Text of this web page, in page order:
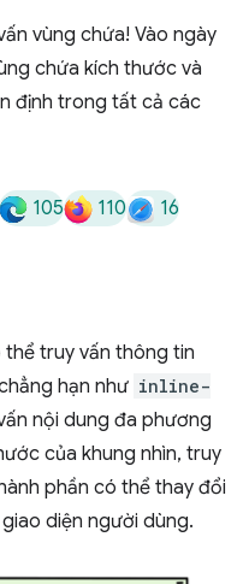
vùng chứa! Vào ngày
chứa kích thước và
định trong tất cả các
105 110 16
truy vấn thông tin
hạn như inline-
nội dung đa phương
của khung nhìn, truy
phần có thể thay đổi
diện người dùng.